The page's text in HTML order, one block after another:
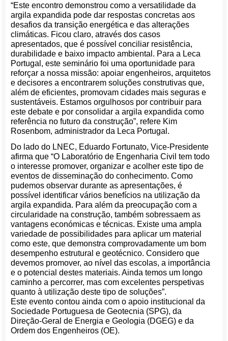
“Este encontro demonstrou como a versatilidade da
argila expandida pode dar respostas concretas aos
desafios da transição energética e das alterações
climáticas. Ficou claro, através dos casos
apresentados, que é possível conciliar resistência,
durabilidade e baixo impacto ambiental. Para a Leca
Portugal, este seminário foi uma oportunidade para
reforçar a nossa missão: apoiar engenheiros, arquitetos
e decisores a encontrarem soluções construtivas que,
além de eficientes, promovam cidades mais seguras e
sustentáveis. Estamos orgulhosos por contribuir para
este debate e por consolidar a argila expandida como
referência no futuro da construção”, refere Kim
Rosenbom, administrador da Leca Portugal.
Do lado do LNEC, Eduardo Fortunato, Vice-Presidente
afirma que “O Laboratório de Engenharia Civil tem todo
o interesse promover, organizar e acolher este tipo de
eventos de disseminação do conhecimento. Como
pudemos observar durante as apresentações, é
possível identificar vários benefícios na utilização da
argila expandida. Para além da preocupação com a
circularidade na construção, também sobressaem as
vantagens económicas e técnicas. Existe uma ampla
variedade de possibilidades para aplicar um material
como este, que demonstra comprovadamente um bom
desempenho estrutural e geotécnico. Considero que
devemos promover, ao nível das escolas, a importância
e o potencial destes materiais. Ainda temos um longo
caminho a percorrer, mas com excelentes perspetivas
quanto à utilização deste tipo de soluções”.
Este evento contou ainda com o apoio institucional da
Sociedade Portuguesa de Geotecnia (SPG), da
Direção-Geral de Energia e Geologia (DGEG) e da
Ordem dos Engenheiros (OE).